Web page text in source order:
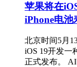
苹果将在
iPhone电池
北京时间5月
iOS 19开发一
正式发布。